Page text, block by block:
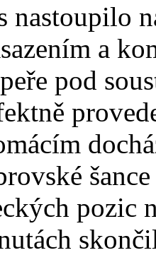
nastoupilo
a
pod
pozic